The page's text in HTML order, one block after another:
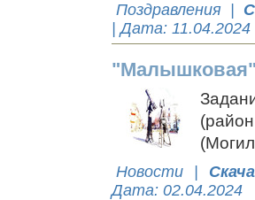
Поздравления
| Дата: 11.04.2024
"Малышковая"
Новости
Дата: 02.04.2024